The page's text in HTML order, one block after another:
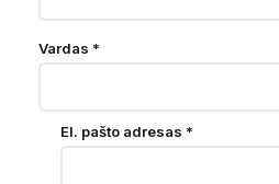
Vardas *
El. pašto adresas *